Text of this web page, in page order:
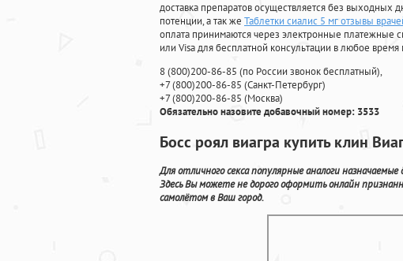
доставка препаратов осуществляется без выходных
потенции, а так же Таблетки сиалис 5 мг отзывы
оплата принимаются через электронные платежные
или Visa для бесплатной консультации в любое
8(800)200-86-85 (по России звонок бесплатный),
+7(800)200-86-85 (Санкт-Петербург)
+7(800)200-86-85 (Москва)
Обязательно назовите добавочный номер: 3533
Босс роял виагра купить клин
Для отличного секса популярные аналоги
Здесь Вы можете не дорого оформить онлайн
самолётом в Ваш город.